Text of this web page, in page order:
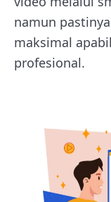
namun
maksimal
profesional.